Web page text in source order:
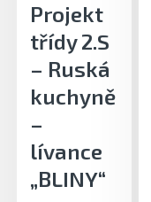
Projekt
třídy 2.S
– Ruská
kuchyně
–
lívance
„BLINY“